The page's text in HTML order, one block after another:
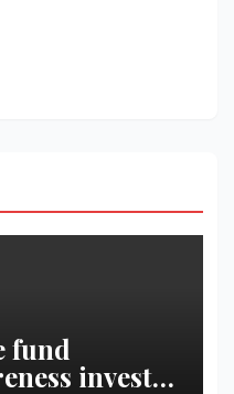
fund
invests